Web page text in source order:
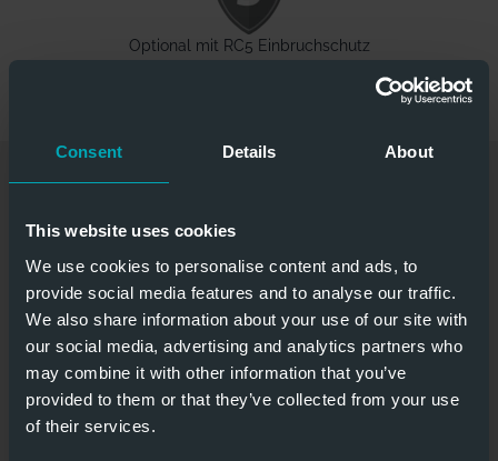
Consent Details About
This website uses cookies
We use cookies to personalise content and ads, to
provide social media features and to analyse our traffic.
We also share information about your use of our site with
our social media, advertising and analytics partners who
may combine it with other information that you’ve
provided to them or that they’ve collected from your use
of their services.
Optional mit RC5 Einbruchschutz
DOWNLOADS